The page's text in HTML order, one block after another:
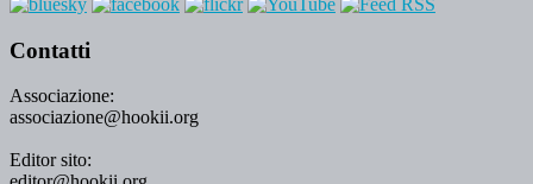
Contatti
Associazione:
associazione@hookii.org
Editor sito: